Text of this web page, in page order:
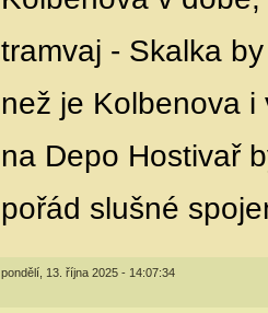
tramvaj - Skalka
než je Kolbenova
na Depo Hostivař
pořád slušné
pondělí, 13. října 2025 - 14:07:34